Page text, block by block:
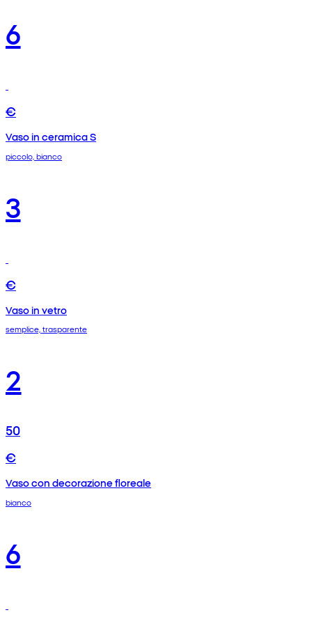
6
€
Vaso in ceramica S
piccolo, bianco
3
€
Vaso in vetro
semplice, trasparente
2
50
€
Vaso con decorazione floreale
bianco
6